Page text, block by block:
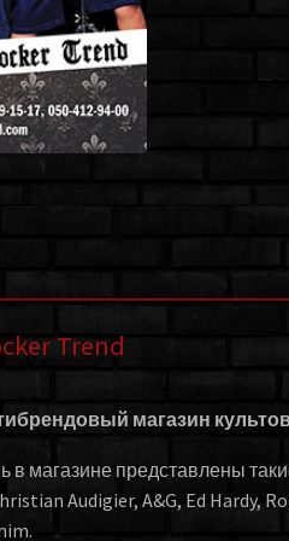
Trend
магазин
в магазине представлены
Audigier, A&G, Ed Hardy,